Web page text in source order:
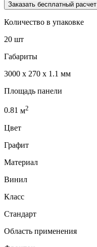
Заказать бесплатный расчет
Количество в упаковке
20 шт
Габариты
3000 x 270 x 1.1 мм
Площадь панели
0.81 м2
Цвет
Графит
Материал
Винил
Класс
Стандарт
Область применения